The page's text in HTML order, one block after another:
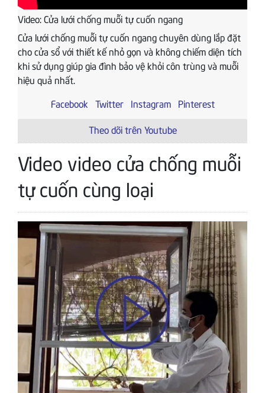
Video: Cửa lưới chống muỗi tự cuốn ngang
Cửa lưới chống muỗi tự cuốn ngang chuyên dùng lắp đặt
cho cửa sổ với thiết kế nhỏ gọn và không chiếm diện tích
khi sử dụng giúp gia đình bảo vệ khỏi côn trùng và muỗi
hiệu quả nhất.
Facebook Twitter Instagram
Pinterest
Theo dõi trên Youtube
Video video cửa chống muỗi
tự cuốn cùng loại